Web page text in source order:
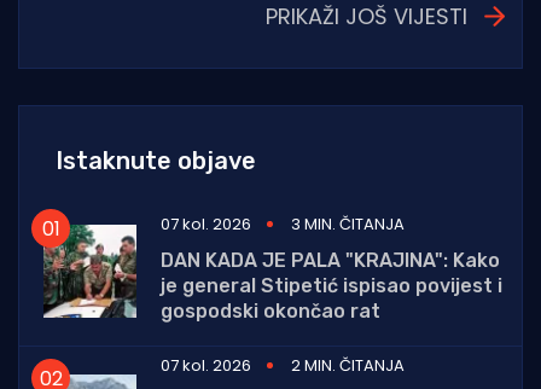
PRIKAŽI JOŠ VIJESTI
Istaknute objave
07 kol. 2026
3 MIN. ČITANJA
DAN KADA JE PALA "KRAJINA": Kako
je general Stipetić ispisao povijest i
gospodski okončao rat
07 kol. 2026
2 MIN. ČITANJA